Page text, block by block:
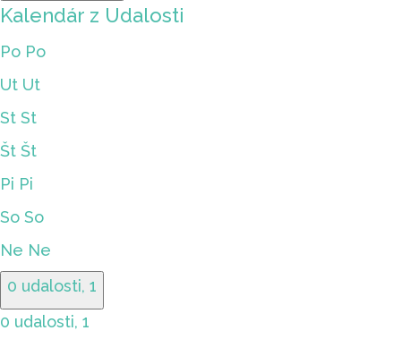
Kalendár z Udalosti
Po Po
Ut Ut
St St
Št Št
Pi Pi
So So
Ne Ne
0 udalosti, 1
0 udalosti, 1